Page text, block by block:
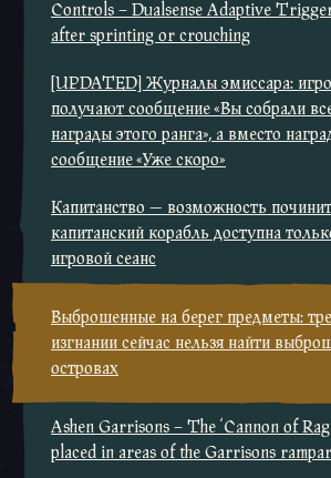
Controls – Dualsense Adaptive
after sprinting or crouching
[UPDATED] Журналы эмиссара:
получают сообщение «Вы собрали
награды этого ранга», а вместо
сообщение «Уже скоро»
Капитанство — возможность
капитанский корабль доступна
игровой сеанс
Выброшенные на берег предметы:
изгнании сейчас нельзя найти
островах
Ashen Garrisons – The ‘Cannon of
placed in areas of the Garrisons